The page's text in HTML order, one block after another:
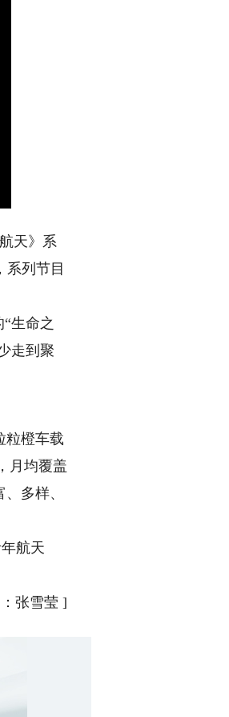
天》系
系列节目
生命之
走到聚
粒橙车载
月均覆盖
多样、
航天
张雪莹 ]